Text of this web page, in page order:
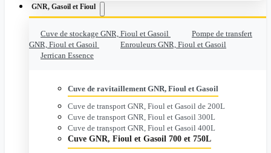
GNR, Gasoil et Fioul
Cuve de stockage GNR, Fioul et Gasoil
Pompe de transfert
GNR, Fioul et Gasoil
Enrouleurs GNR, Fioul et Gasoil
Jerrican Essence
Cuve de ravitaillement GNR, Fioul et Gasoil
Cuve de transport GNR, Fioul et Gasoil de 200L
Cuve de transport GNR, Fioul et Gasoil 300L
Cuve de transport GNR, Fioul et Gasoil 400L
Cuve GNR, Fioul et Gasoil 700 et 750L